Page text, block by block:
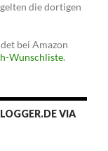
die dortigen
bei Amazon
Wunschliste.
VIA